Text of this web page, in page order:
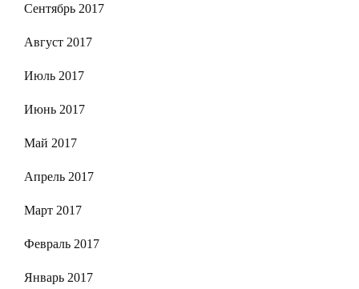
Сентябрь 2017
Август 2017
Июль 2017
Июнь 2017
Май 2017
Апрель 2017
Март 2017
Февраль 2017
Январь 2017